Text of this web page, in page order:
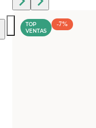
TOP
VENTAS
-7%